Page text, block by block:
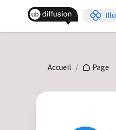
Accueil / Page